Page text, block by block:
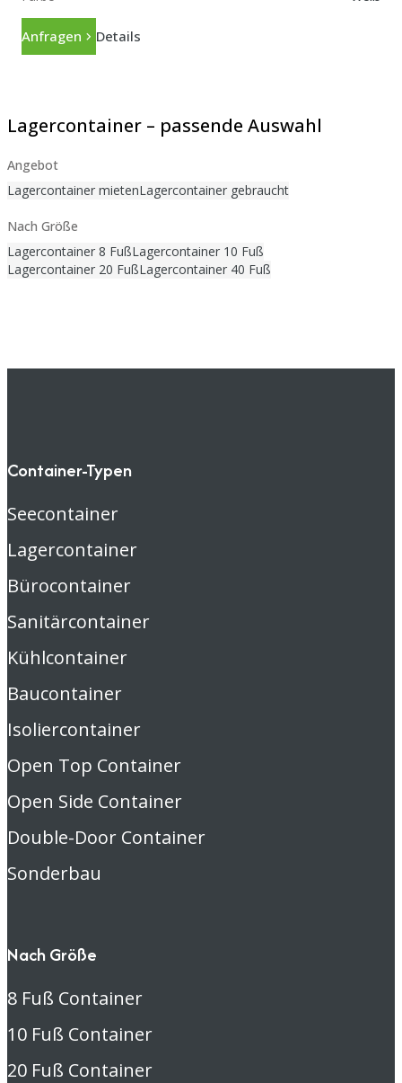
Anfragen Details
Lagercontainer – passende Auswahl
Angebot
Lagercontainer mietenLagercontainer gebraucht
Nach Größe
Lagercontainer 8 FußLagercontainer 10 Fuß
Lagercontainer 20 FußLagercontainer 40 Fuß
Container-Typen
Seecontainer
Lagercontainer
Bürocontainer
Sanitärcontainer
Kühlcontainer
Baucontainer
Isoliercontainer
Open Top Container
Open Side Container
Double-Door Container
Sonderbau
Nach Größe
8 Fuß Container
10 Fuß Container
20 Fuß Container